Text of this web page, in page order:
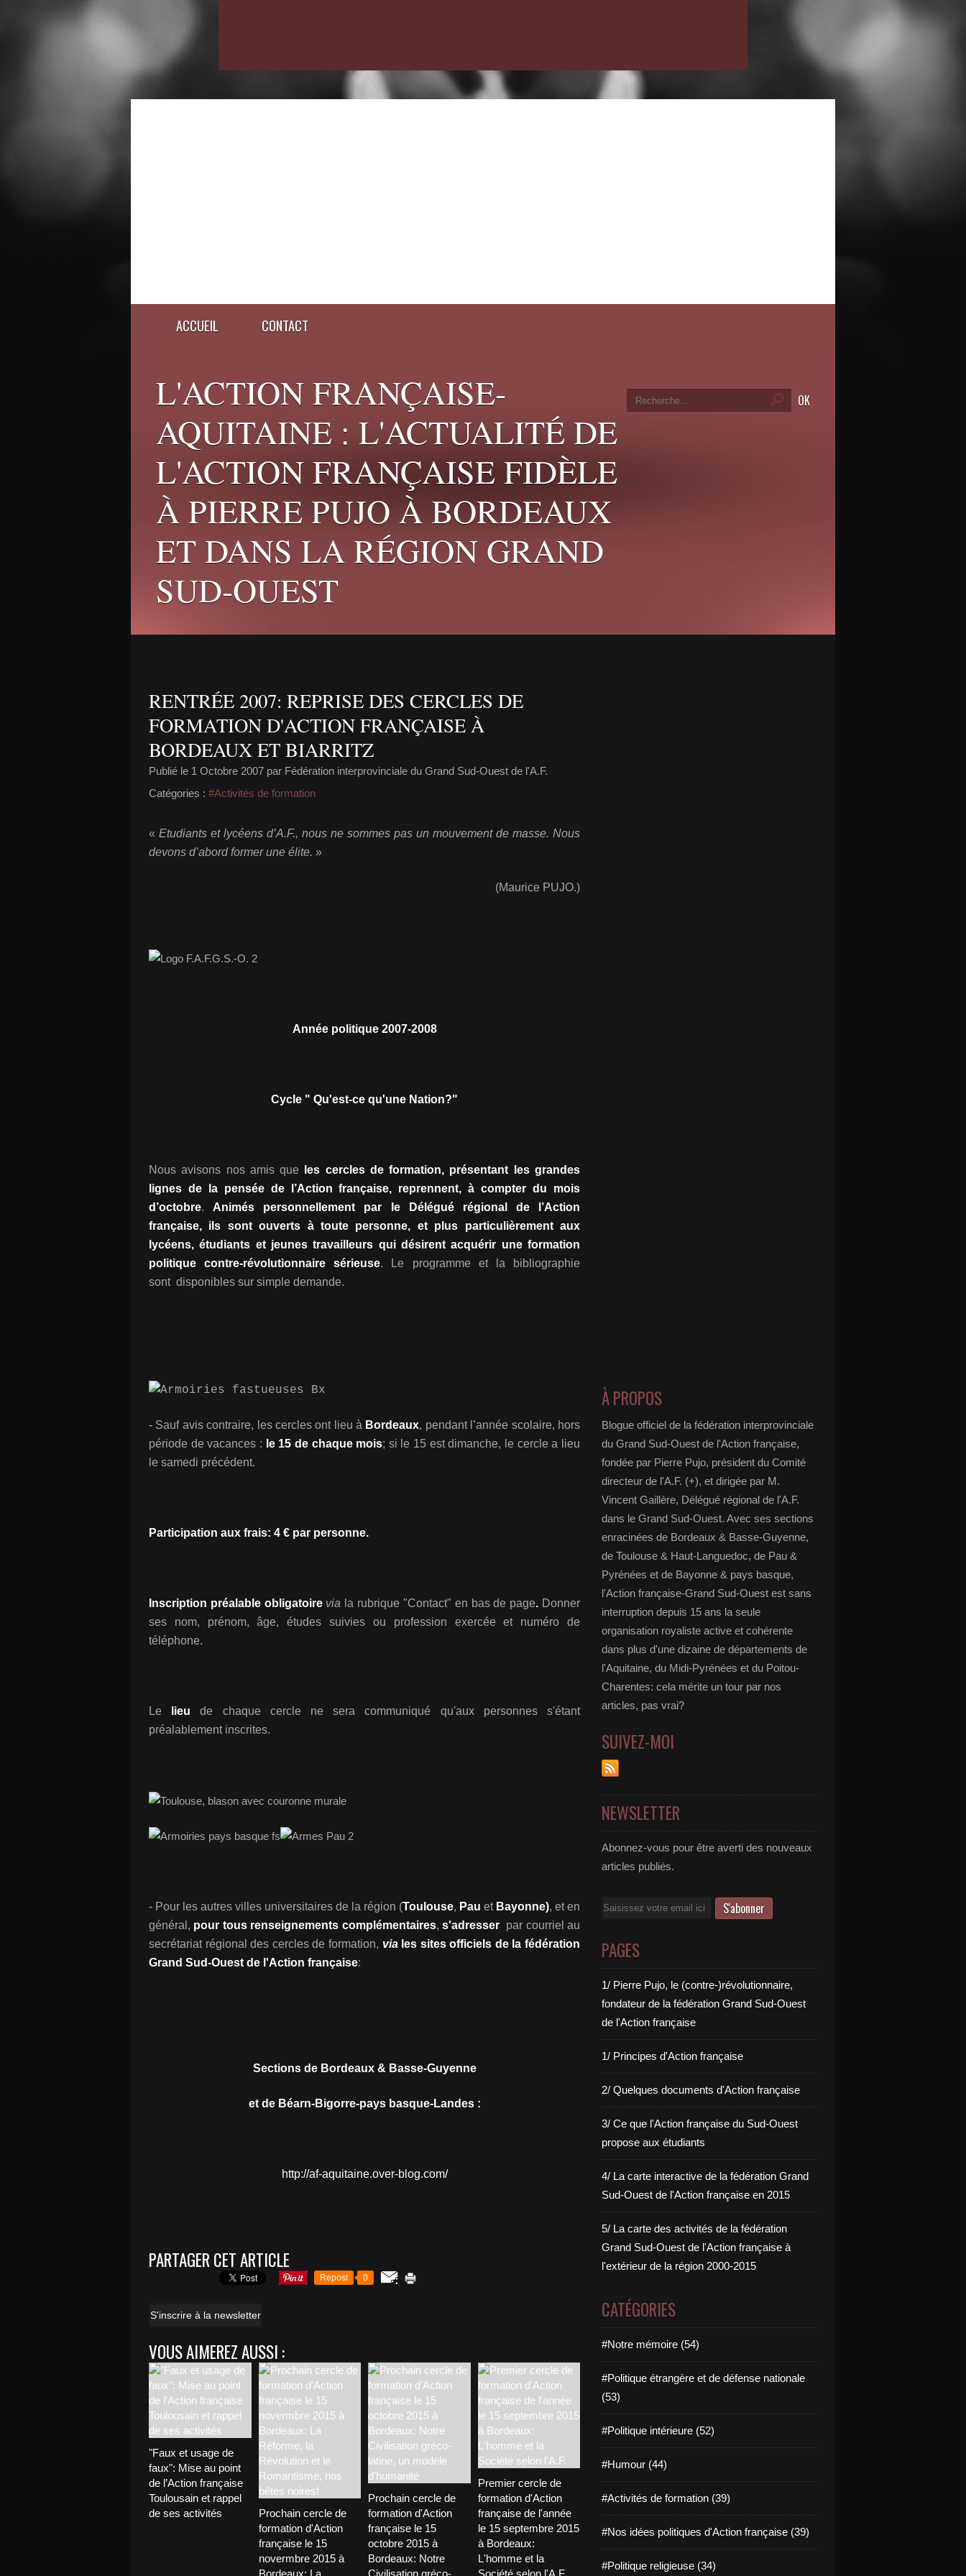
ACCUEIL CONTACT
L'ACTION FRANÇAISE-
AQUITAINE : L'ACTUALITÉ DE
L'ACTION FRANÇAISE FIDÈLE
À PIERRE PUJO À BORDEAUX
ET DANS LA RÉGION GRAND
SUD-OUEST
RENTRÉE 2007: REPRISE DES CERCLES DE
FORMATION D'ACTION FRANÇAISE À
BORDEAUX ET BIARRITZ
Publié le 1 Octobre 2007 par Fédération interprovinciale du Grand Sud-Ouest de l'A.F.
Catégories : #Activités de formation
« Etudiants et lycéens d’A.F., nous ne sommes pas un mouvement de masse. Nous
devons d’abord former une élite. »
(Maurice PUJO.)
Année politique 2007-2008
Cycle " Qu'est-ce qu'une Nation?"
Nous avisons nos amis que
les cercles de formation, présentant les grandes
lignes de la pensée de l’Action française, reprennent, à compter du mois
d’octobre. Animés personnellement par le Délégué régional de l’Action
française, ils sont ouverts à toute personne, et plus particulièrement aux
lycéens, étudiants et jeunes travailleurs qui désirent acquérir une formation
politique contre-révolutionnaire sérieuse. Le programme et la bibliographie
sont disponibles sur simple demande.
- Sauf avis contraire, les cercles ont lieu à Bordeaux, pendant l’année scolaire, hors
période de vacances : le 15 de chaque mois; si le 15 est dimanche, le cercle a lieu
le samedi précédent.
Participation aux frais: 4 € par personne.
Inscription préalable obligatoire via la rubrique "Contact" en bas de page. Donner
ses nom, prénom, âge, études suivies ou profession exercée et numéro de
téléphone.
Le lieu de chaque cercle ne sera communiqué qu'aux personnes s'étant
préalablement inscrites.
- Pour les autres villes universitaires de la région (Toulouse, Pau et Bayonne), et en
général, pour tous renseignements complémentaires, s'adresser par courriel au
secrétariat régional des cercles de formation, viales sites officiels de la fédération
Grand Sud-Ouest de l'Action française:
Sections de Bordeaux & Basse-Guyenne
et de Béarn-Bigorre-pays basque-Landes :
http://af-aquitaine.over-blog.com/
PARTAGER CET ARTICLE
Repost 0
S'inscrire à la newsletter
VOUS AIMEREZ AUSSI :
"Faux et usage de
faux": Mise au point
de l’Action française
Toulousain et rappel
de ses activités
Prochain cercle de
formation d'Action
française le 15
novermbre 2015 à
Bordeaux: La
Prochain cercle de
formation d'Action
française le 15
octobre 2015 à
Bordeaux: Notre
Civilisation gréco-
Premier cercle de
formation d'Action
française de l'année
le 15 septembre 2015
à Bordeaux:
L'homme et la
Société selon l'A.F.
À PROPOS
Blogue officiel de la fédération interprovinciale
du Grand Sud-Ouest de l'Action française,
fondée par Pierre Pujo, président du Comité
directeur de l'A.F. (+), et dirigée par M.
Vincent Gaillère, Délégué régional de l'A.F.
dans le Grand Sud-Ouest. Avec ses sections
enracinées de Bordeaux & Basse-Guyenne,
de Toulouse & Haut-Languedoc, de Pau &
Pyrénées et de Bayonne & pays basque,
l'Action française-Grand Sud-Ouest est sans
interruption depuis 15 ans la seule
organisation royaliste active et cohérente
dans plus d'une dizaine de départements de
l'Aquitaine, du Midi-Pyrénées et du Poitou-
Charentes: cela mérite un tour par nos
articles, pas vrai?
SUIVEZ-MOI
NEWSLETTER
Abonnez-vous pour être averti des nouveaux
articles publiés.
Email
PAGES
1/ Pierre Pujo, le (contre-)révolutionnaire,
fondateur de la fédération Grand Sud-Ouest
de l'Action française
1/ Principes d'Action française
2/ Quelques documents d'Action française
3/ Ce que l'Action française du Sud-Ouest
propose aux étudiants
4/ La carte interactive de la fédération Grand
Sud-Ouest de l'Action française en 2015
5/ La carte des activités de la fédération
Grand Sud-Ouest de l'Action française à
l'extérieur de la région 2000-2015
CATÉGORIES
#Notre mémoire (54)
#Politique étrangère et de défense nationale
(53)
#Politique intérieure (52)
#Humour (44)
#Activités de formation (39)
#Nos idées politiques d'Action française (39)
#Politique religieuse (34)